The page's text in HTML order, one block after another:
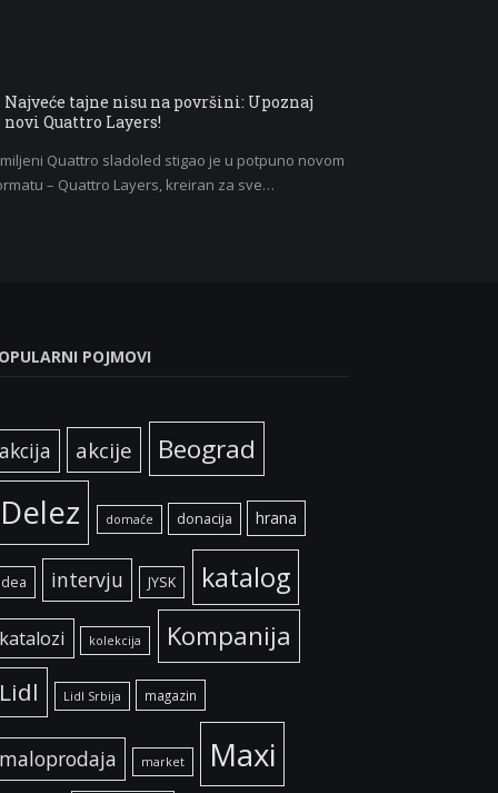
Najveće tajne nisu na površini: Upoznaj
novi Quattro Layers!
Quattro sladoled stigao je u potpuno novom
– Quattro Layers, kreiran za sve…
POJMOVI
akcija akcije Beograd
Delez domaće donacija hrana
idea intervju JYSK katalog
katalozi kolekcija Kompanija
Lidl Lidl Srbija magazin
maloprodaja market Maxi